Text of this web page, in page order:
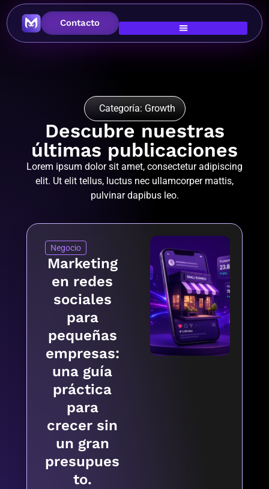
Contacto
Categoría: Growth
Descubre nuestras
últimas publicaciones
Lorem ipsum dolor sit amet, consectetur adipiscing
elit. Ut elit tellus, luctus nec ullamcorper mattis,
pulvinar dapibus leo.
Negocio
Marketing
en redes
sociales
para
pequeñas
empresas:
una guía
práctica
para
crecer sin
un gran
presupues
to.